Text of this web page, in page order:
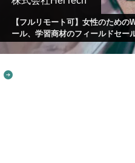
【フルリモート可】女性のため
ール、学習商材のフィールドセー